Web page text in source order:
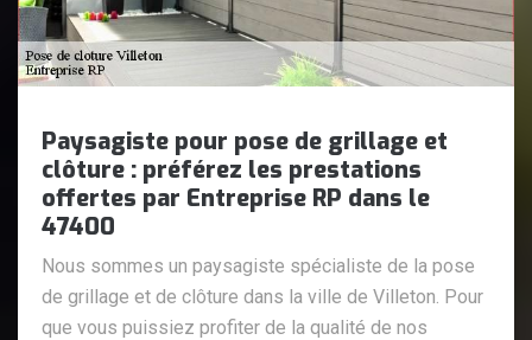
Paysagiste pour pose de grillage et
clôture : préférez les prestations
offertes par Entreprise RP dans le
47400
Nous sommes un paysagiste spécialiste de la pose
de grillage et de clôture dans la ville de Villeton. Pour
que vous puissiez profiter de la qualité de nos